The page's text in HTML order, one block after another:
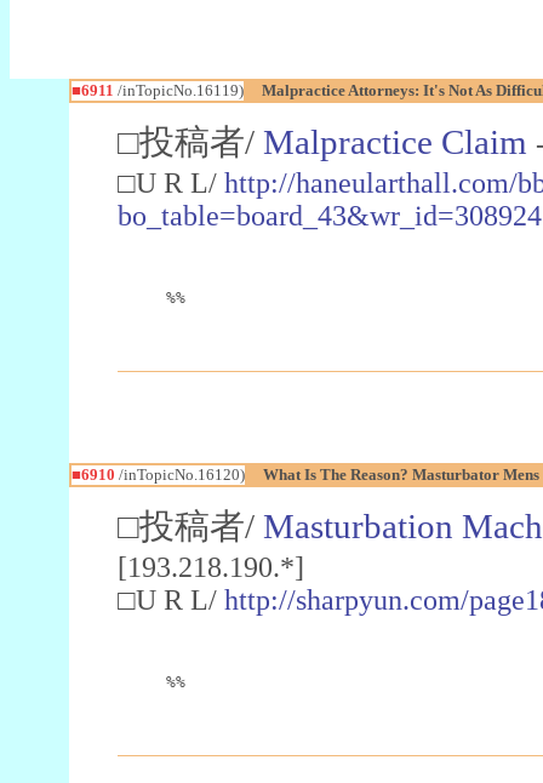
■6911 /inTopicNo.16119) Malpractice Attorneys: It's Not As
□投稿者/ Malpractice Claim
□U R L/ http://haneularthall.com/
%%
■6910 /inTopicNo.16120) What Is The Reason? Masturbator
□投稿者/ Masturbation
[193.218.190.*]
□U R L/ http://sharpyun.com/
%%